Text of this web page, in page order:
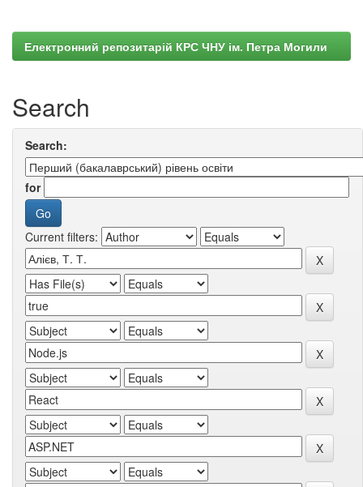
Електронний репозитарій КРС ЧНУ ім. Петра Могили
Search
Search:
for
Current filters: